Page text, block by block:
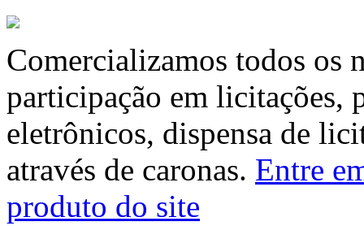
Comercializamos todos os
participação em licitações,
eletrônicos, dispensa de
através de caronas. Entre
produto do site